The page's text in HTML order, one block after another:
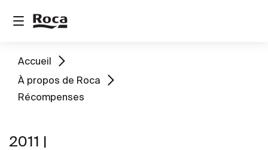
Accueil
À propos de Roca
Récompenses
2011 |